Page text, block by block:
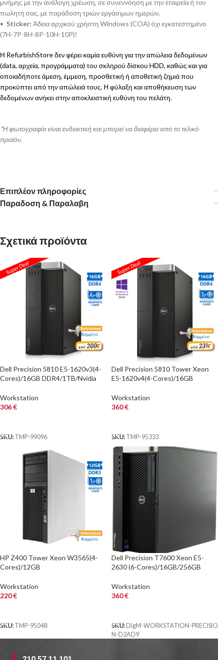
μνήμης με την ανάλογη χρέωση, σε συνεννόηση με την εταιρεία ή τον
πωλητή σας, με παράδοση τριών εργάσιμων ημερών.
• Sticker: Άδεια αρχικού χρήστη Windows (COA) όχι εγκατεστημένο
(7H-7P-8H-8P-10H-10P)!
Η RefurbishStore δεν φέρει καμία ευθύνη για την απώλεια δεδομένων
(data, αρχεία, προγράμματα) του σκληρού δίσκου HDD, καθώς και για
οποιαδήποτε άμεση, έμμεση, προσθετική ή αποθετική ζημιά που
προκύπτει από την απώλειά τους. Η φύλαξη και αποθήκευση των
δεδομένων ανήκει στην αποκλειστική ευθύνη του πελάτη.
*Η φωτογραφία είναι ενδεικτική και μπορεί να διαφέρει από το τελικό
προϊόν.
Επιπλέον πληροφορίες
Παραδοση & Παραλαβη
Σχετικά προϊόντα
Dell Precision 5810 E5-1620v3(4-
Cores)/16GB DDR4/1TB/Nvidia
Workstation Refurbis
Workstation
306€
SKU: TMP-99096
Dell Precision 5810 Tower Xeon
E5-1620v4(4-Cores)/16GB
Grade A+ Workstat
Workstation
360€
SKU: TMP-95333
HP Z400 Tower Xeon W3565(4-
Cores)/12GB
1GB/7PGrade A+ Workstation
Refurbished PC
Workstation
220€
SKU: TMP-95048
Dell Precision T7600 Xeon E5-
2630 (6-Cores)/16GB/256GB
NVS 310 512MB
Workstation
360€
SKU: DigM-WORKSTATION-PRECISIO
N-D2AD9